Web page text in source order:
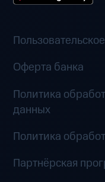
Оферта банка
Политика
данных
Политика
Партнёрская